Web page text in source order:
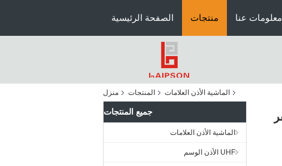
الصفحة الرئيسية منتجات معلومات عنا
منزل المنتجات الماشية الأذن العلامات
جميع المنتجات
الماشية الأذن العلامات
UHF الأذن الوسم